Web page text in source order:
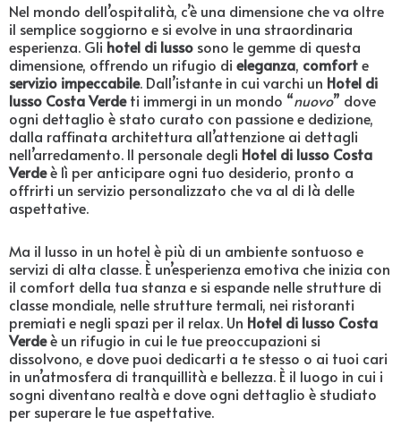
Nel mondo dell’ospitalità, c’è una dimensione che va oltre
il semplice soggiorno e si evolve in una straordinaria
esperienza. Gli hotel di lusso sono le gemme di questa
dimensione, offrendo un rifugio di eleganza, comforte
servizio impeccabile. Dall’istante in cui varchi un Hotel di
lusso Costa Verdeti immergi in un mondo “nuovo” dove
ogni dettaglio è stato curato con passione e dedizione,
dalla raffinata architettura all’attenzione ai dettagli
nell’arredamento. Il personale degli Hotel di lusso Costa
Verdeè lì per anticipare ogni tuo desiderio, pronto a
offrirti un servizio personalizzato che va al di là delle
aspettative.
Ma il lusso in un hotel è più di un ambiente sontuoso e
servizi di alta classe. È un’esperienza emotiva che inizia con
il comfort della tua stanza e si espande nelle strutture di
classe mondiale, nelle strutture termali, nei ristoranti
premiati e negli spazi per il relax. Un Hotel di lusso Costa
Verdeè un rifugio in cui le tue preoccupazioni si
dissolvono, e dove puoi dedicarti a te stesso o ai tuoi cari
in un’atmosfera di tranquillità e bellezza. È il luogo in cui i
sogni diventano realtà e dove ogni dettaglio è studiato
per superare le tue aspettative.